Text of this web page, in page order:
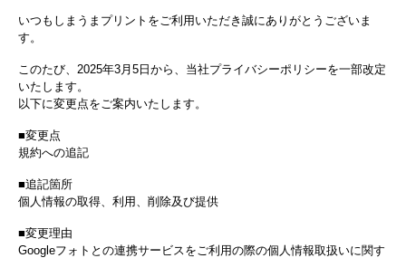
いつもしまうまプリントをご利用いただき誠にありがとうございま
す。
このたび、2025年3月5日から、当社プライバシーポリシーを一部改定
いたします。
以下に変更点をご案内いたします。
■変更点
規約への追記
■追記箇所
個人情報の取得、利用、削除及び提供
■変更理由
Googleフォトとの連携サービスをご利用の際の個人情報取扱いに関す